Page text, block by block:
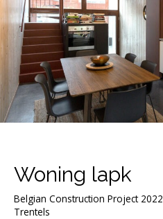
Woning lapk
Belgian Construction Project 2022
Trentels